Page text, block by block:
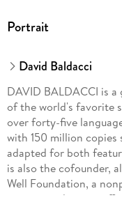
Portrait
David Baldacci
DAVID BALDACCI is
of the world's favorite
over forty-five
with 150 million copies
adapted for both
is also the cofounder,
Well Foundation, a
supporting literacy